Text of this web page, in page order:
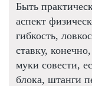
Быть
аспект
гибкость,
ставку,
муки совести,
блока, штанги